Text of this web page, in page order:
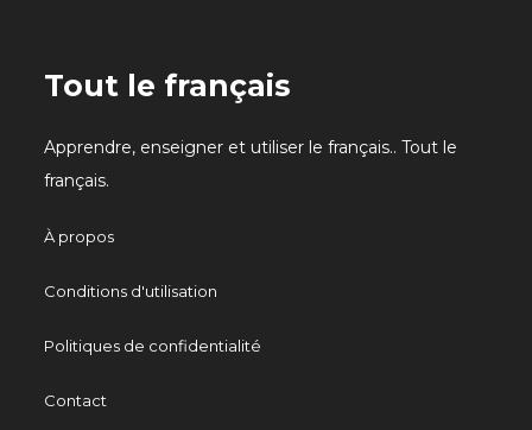
Tout le français
Apprendre, enseigner et utiliser le français.. Tout le
français.
À propos
Conditions d'utilisation
Politiques de confidentialité
Contact